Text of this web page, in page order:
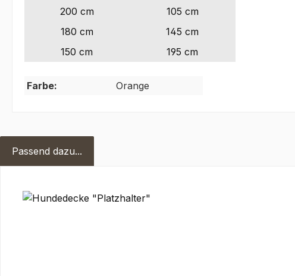
200 cm
105 cm
180 cm
145 cm
150 cm
195 cm
Farbe: Orange
Passend dazu...